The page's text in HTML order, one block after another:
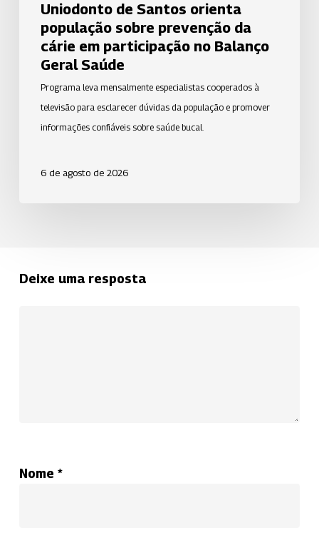
Balanço
Geral
Saúde
Uniodonto de Santos orienta
população sobre prevenção da
cárie em participação no Balanço
Geral Saúde
Programa leva mensalmente especialistas cooperados à
televisão para esclarecer dúvidas da população e promover
informações confiáveis sobre saúde bucal.
6 de agosto de 2026
Deixe uma resposta
Nome *